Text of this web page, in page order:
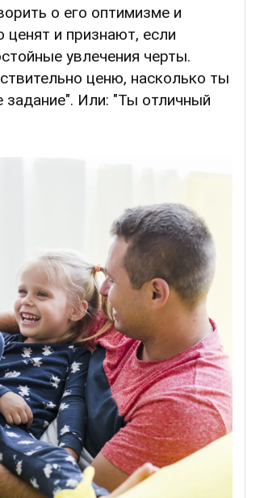
о его оптимизме и
ценят и признают, если
увлечения черты.
ценю, насколько ты
Или: "Ты отличный